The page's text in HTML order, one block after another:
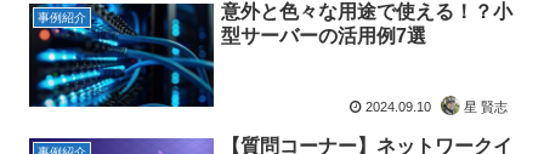
事例紹介
意外と色々な用途で使える！？小
型サーバーの活用例7選
2024.09.10 星 賢志
【質問コーナー】ネットワークイ